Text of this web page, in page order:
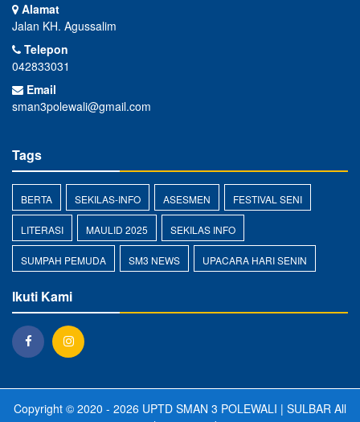
Alamat
Jalan KH. Agussalim
Telepon
042833031
Email
sman3polewali@gmail.com
Tags
BERTA SEKILAS-INFO ASESMEN FESTIVAL SENI
LITERASI MAULID 2025 SEKILAS INFO
SUMPAH PEMUDA SM3 NEWS UPACARA HARI SENIN
Ikuti Kami
Copyright © 2020 - 2026 UPTD SMAN 3 POLEWALI | SULBAR All